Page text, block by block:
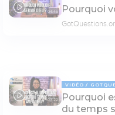
04:45 Pourquoi
03:22
VIDÉO
Pourquoi
du temps